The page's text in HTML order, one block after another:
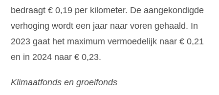
bedraagt € 0,19 per kilometer. De aangekondigde
verhoging wordt een jaar naar voren gehaald. In
2023 gaat het maximum vermoedelijk naar € 0,21
en in 2024 naar € 0,23.
Klimaatfonds en groeifonds